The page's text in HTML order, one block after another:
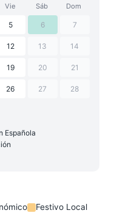
Vie Sáb Dom
5 6 7
12 13 14
19 20 21
26 27 28
Española
Festivo Local